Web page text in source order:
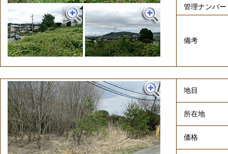
管理ナンバー
備考
地目
所在地
価格